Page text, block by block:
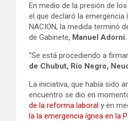
En medio de la presión de
el que declaró la emergencia
NACION, la medida terminó
de Gabinete, Manuel Adorni.
“Se está procediendo a
de Chubut, Río Negro,
La iniciativa, que había sido
encuentro se dio en
de la reforma laboral y en
la la emergencia ígnea en la